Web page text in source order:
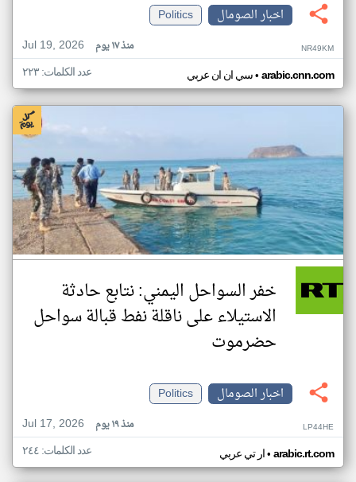
اخبار الصومال
Politics
Jul 19, 2026
منذ ١٧ يوم NR49KM
سي ان ان عربي• arabic.cnn.com عدد الكلمات: ٢٢٣
خفر السواحل اليمني: نتابع حادثة
الاستيلاء على ناقلة نفط قبالة سواحل
حضرموت
اخبار الصومال
Politics
Jul 17, 2026
منذ ١٩ يوم LP44HE
ار تي عربي• arabic.rt.com عدد الكلمات: ٢٤٤